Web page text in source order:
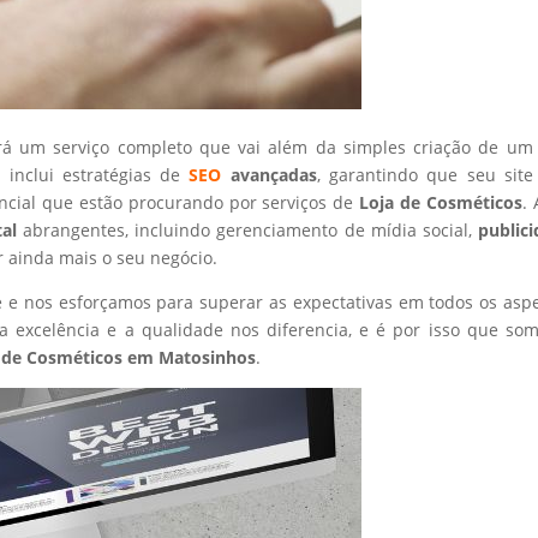
um serviço completo que vai além da simples criação de
inclui estratégias deSEO avançadas, garantindo que seu site
que estão procurando por serviços de Loja de Cosméticos.
abrangentes, incluindo gerenciamento de mídia social,
mais o seu negócio.
nos esforçamos para superar as expectativas em todos os
excelência e a qualidade nos diferencia, e é por isso que
Cosméticos em Matosinhos.